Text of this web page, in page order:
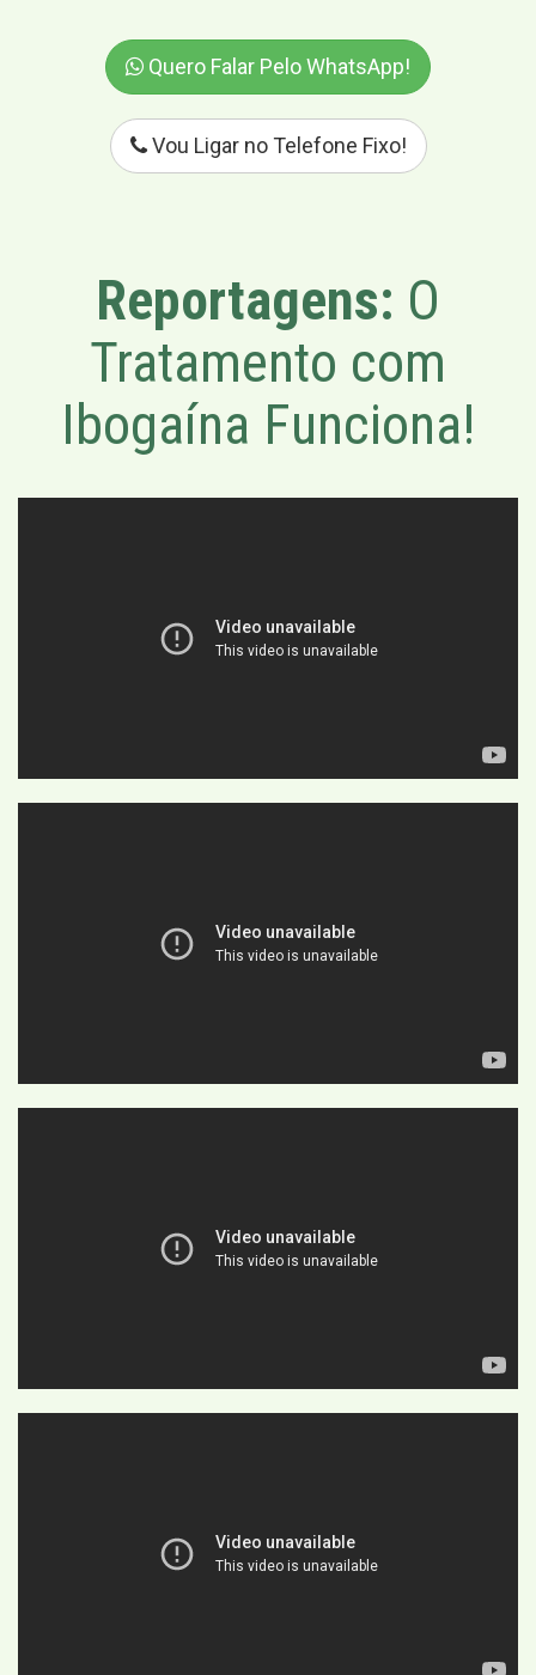
Quero Falar Pelo WhatsApp!
Vou Ligar no Telefone Fixo!
Reportagens: O
Tratamento com
Ibogaína Funciona!